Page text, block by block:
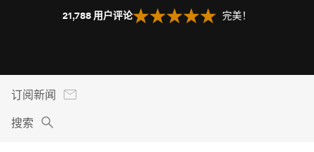
21,788 用户评论 完美！
订阅新闻
搜索